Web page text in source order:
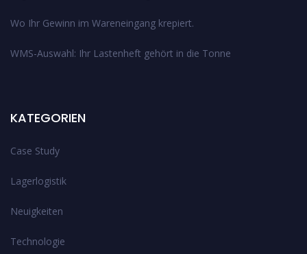
Wo Ihr Gewinn im Wareneingang krepiert.
WMS-Auswahl: Ihr Lastenheft gehört in die Tonne
KATEGORIEN
Case Study
Lagerlogistik
Neuigkeiten
Technologie